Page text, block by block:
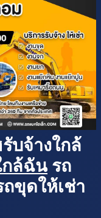
บจ้างใกล้
กล้ฉัน รถ
ขุดให้เช่า